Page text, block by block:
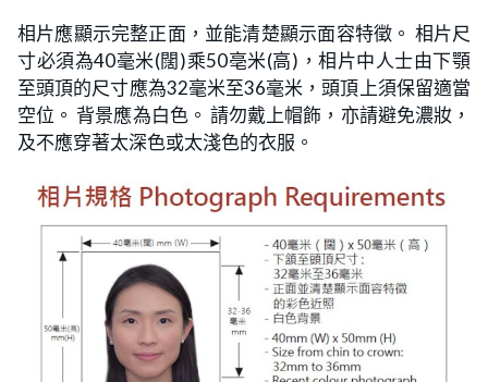
相片應顯示完整正面，並能清楚顯示面容特徵。 相片尺
寸必須為40毫米(闊)乘50亳米(高)，相片中人士由下顎
至頭頂的尺寸應為32毫米至36毫米，頭頂上須保留適當
空位。 背景應為白色。 請勿戴上帽飾，亦請避免濃妝，
及不應穿著太深色或太淺色的衣服。